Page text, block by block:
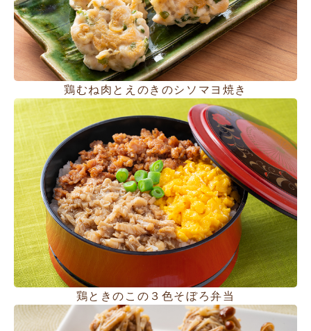
鶏むね肉とえのきのシソマヨ焼き
鶏ときのこの３色そぼろ弁当